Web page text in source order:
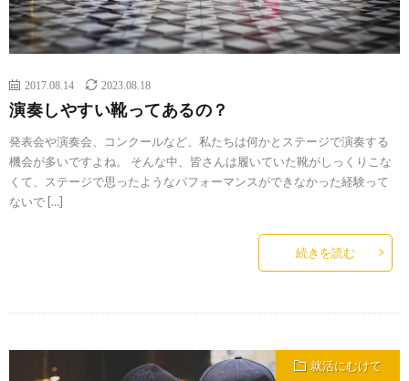
2017.08.14 2023.08.18
演奏しやすい靴ってあるの？
発表会や演奏会、コンクールなど、私たちは何かとステージで演奏する
機会が多いですよね。 そんな中、皆さんは履いていた靴がしっくりこな
くて、ステージで思ったようなパフォーマンスができなかった経験って
ないで […]
続きを読む
就活にむけて